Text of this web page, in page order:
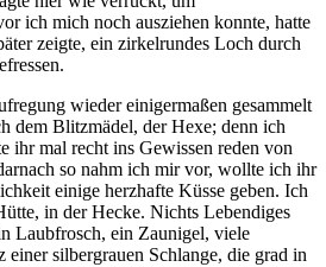
ich mich noch ausziehen konnte, hatte
zeigte, ein zirkelrundes Loch durch
wieder einigermaßen gesammelt
dem Blitzmädel, der Hexe; denn ich
ihr mal recht ins Gewissen reden von
so nahm ich mir vor, wollte ich ihr
einige herzhafte Küsse geben. Ich
in der Hecke. Nichts Lebendiges
Laubfrosch, ein Zaunigel, viele
silbergrauen Schlange, die grad in